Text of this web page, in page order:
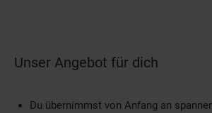
Unser Angebot für dich
Du übernimmst von Anfang an